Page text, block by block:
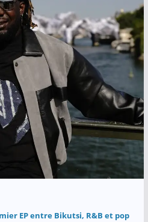
EP entre Bikutsi, R&B et pop